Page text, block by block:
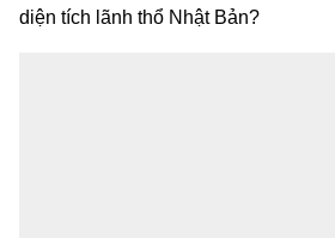
diện tích lãnh thổ Nhật Bản?